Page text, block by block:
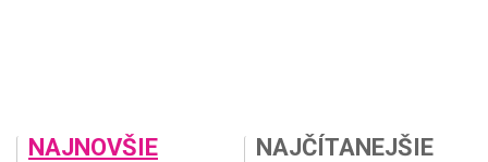
NAJNOVŠIE NAJČÍTANEJŠIE